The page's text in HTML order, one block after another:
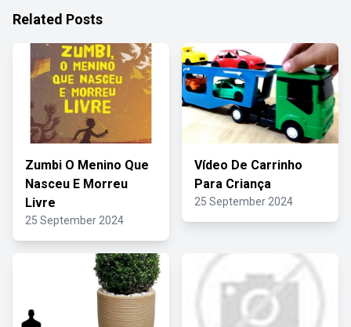
Related Posts
Zumbi O Menino Que
Nasceu E Morreu
Livre
25 September 2024
Vídeo De Carrinho
Para Criança
25 September 2024